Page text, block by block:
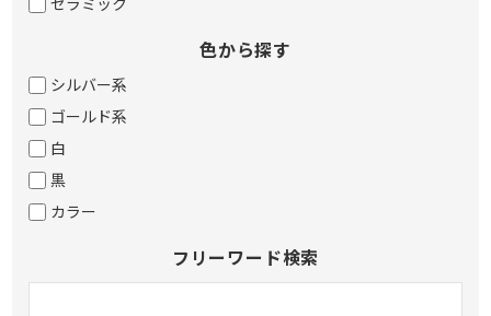
色から探す
シルバー系
ゴールド系
白
黒
カラー
フリーワード検索